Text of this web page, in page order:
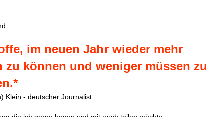
im neuen Jahr wieder mehr
zu können und weniger müssen zu
Klein - deutscher Journalist